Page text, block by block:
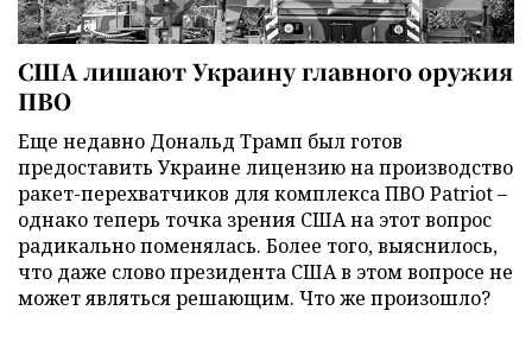
США лишают Украину главного оружия
ПВО
Еще недавно Дональд Трамп был готов
предоставить Украине лицензию на производство
ракет-перехватчиков для комплекса ПВО Patriot –
однако теперь точка зрения США на этот вопрос
радикально поменялась. Более того, выяснилось,
что даже слово президента США в этом вопросе не
может являться решающим. Что же произошло?